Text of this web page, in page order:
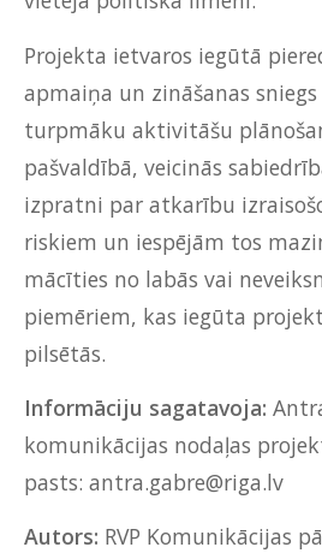
Projekta ietvaros iegūtā
apmaiņa un zināšanas
turpmāku aktivitāšu
pašvaldībā, veicinās
izpratni par atkarību
riskiem un iespējām tos
mācīties no labās vai
piemēriem, kas iegūta
pilsētās.
Informāciju sagatavoja:
komunikācijas nodaļas
pasts: antra.gabre@riga.lv
Autors: RVP Komunikācijas